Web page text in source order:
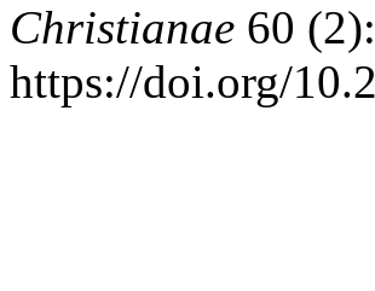
Christianae 60
https://doi.org/